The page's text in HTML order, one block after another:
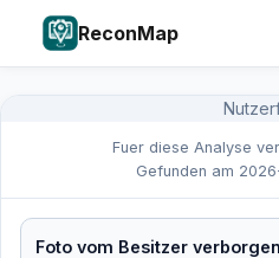
ReconMap
Fuer diese Analyse
Gefunden am
Foto vom Besitzer verborgen